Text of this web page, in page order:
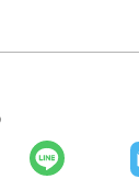
らけ聖女より報復を
すじを表示する